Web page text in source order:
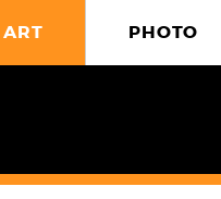
ART PHOTO